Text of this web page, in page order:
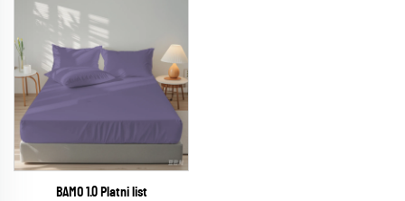
BAMO 1.0 Platni list